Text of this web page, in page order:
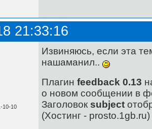
21:33:16
10-10
Извиняюсь, если эта
нашаманил..
Плагин feedback 0.13
о новом сообщении в
Заголовок subject
(Хостинг - prosto.1gb.ru)